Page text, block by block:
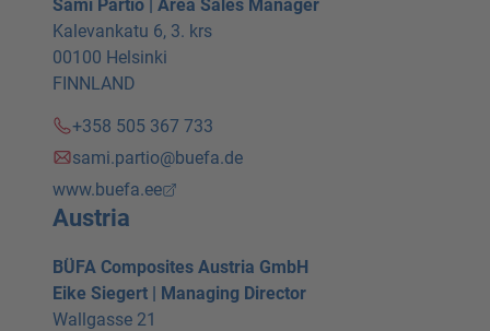
Sami Partio | Area Sales Manager
Kalevankatu 6, 3. krs
00100 Helsinki
FINNLAND
+358 505 367 733
sami.partio@buefa.de
www.buefa.ee
Austria
BÜFA Composites Austria GmbH
Eike Siegert | Managing Director
Wallgasse 21